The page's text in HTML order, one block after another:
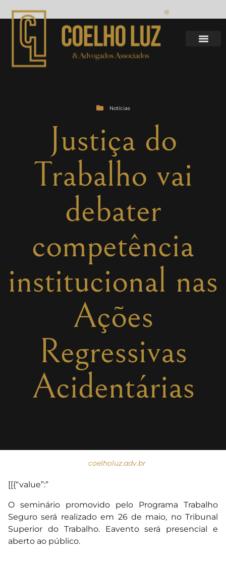
Notícias
Justiça do
Trabalho vai
debater
competência
institucional nas
Ações
Regressivas
Acidentárias
coelholuz.adv.br
[[{“value”:”
O seminário promovido pelo Programa Trabalho
Seguro será realizado em 26 de maio, no Tribunal
Superior do Trabalho. Eavento será presencial e
aberto ao público.